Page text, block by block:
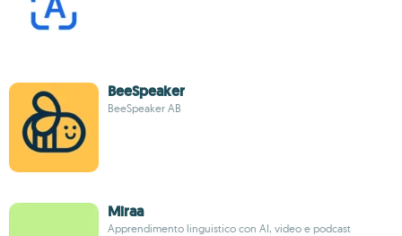
BeeSpeaker
BeeSpeaker AB
Miraa
Apprendimento linguistico con AI, video e podcast